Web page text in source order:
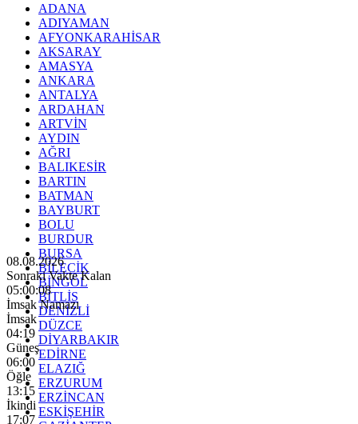
ADANA
ADIYAMAN
AFYONKARAHİSAR
AKSARAY
AMASYA
ANKARA
ANTALYA
ARDAHAN
ARTVİN
AYDIN
AĞRI
BALIKESİR
BARTIN
BATMAN
BAYBURT
BOLU
BURDUR
BURSA
BİLECİK
BİNGÖL
BİTLİS
DENİZLİ
DÜZCE
DİYARBAKIR
EDİRNE
ELAZIĞ
ERZURUM
ERZİNCAN
ESKİŞEHİR
08.08.2026
Sonraki Vakte Kalan
05:00:06
İmsak Namazı
İmsak
04:19
Güneş
06:00
Öğle
13:15
İkindi
17:07